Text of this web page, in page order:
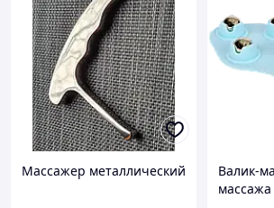
Массажер металлический
Валик-
массажа